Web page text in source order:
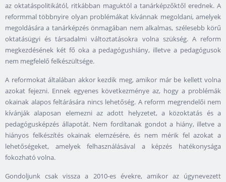
az oktatáspolitikától, ritkábban maguktól a tanárképzőktől erednek. A
reformmal többnyire olyan problémákat kívánnak megoldani, amelyek
megoldására a tanárképzés önmagában nem alkalmas, szélesebb körű
oktatásügyi és társadalmi változtatásokra volna szükség. A reform
megkezdésének két fő oka a pedagógushiány, illetve a pedagógusok
nem megfelelő felkészültsége.
A reformokat általában akkor kezdik meg, amikor már be kellett volna
azokat fejezni. Ennek egyenes következménye az, hogy a problémák
okainak alapos feltárására nincs lehetőség. A reform megrendelői nem
kívánják alaposan elemezni az adott helyzetet, a közoktatás és a
pedagógusképzés állapotát. Nem fordítanak gondot a hiány, illetve a
hiányos felkészítés okainak elemzésére, és nem mérik fel azokat a
lehetőségeket, amelyek felhasználásával a képzés hatékonysága
fokozható volna.
Gondoljunk csak vissza a 2010-es évekre, amikor az úgynevezett